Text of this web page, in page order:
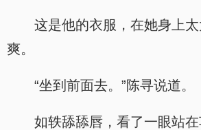
这是他的衣服，在她身上
爽。
“坐到前面去。”陈寻说道。
如轶舔舔唇，看了一眼站